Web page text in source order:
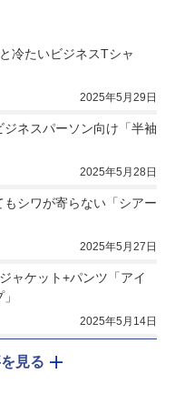
冷たいビジネスTシャ
2025年5月29日
ネスパーソン向け「半袖
2025年5月28日
シワが寄らない「シアー
2025年5月27日
ャケット+パンツ「アイ
2025年5月14日
見る